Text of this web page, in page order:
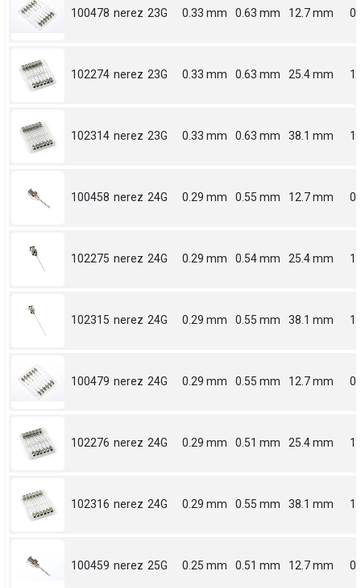
100478 nerez 23G 0.33 mm 0.63 mm 12.7 mm
102274 nerez 23G 0.33 mm 0.63 mm 25.4 mm 1
102314 nerez 23G 0.33 mm 0.63 mm 38.1 mm
100458 nerez 24G 0.29 mm 0.55 mm 12.7 mm
102275 nerez 24G 0.29 mm 0.54 mm 25.4 mm 1
102315 nerez 24G 0.29 mm 0.55 mm 38.1 mm
100479 nerez 24G 0.29 mm 0.55 mm 12.7 mm
102276 nerez 24G 0.29 mm 0.51 mm 25.4 mm 1
102316 nerez 24G 0.29 mm 0.55 mm 38.1 mm
100459 nerez 25G 0.25 mm 0.51 mm 12.7 mm